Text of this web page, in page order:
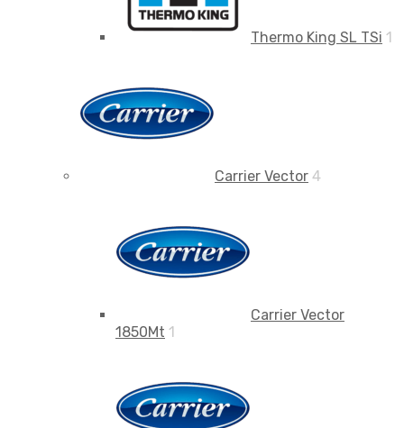
Thermo King SL TSi 1
Carrier Vector 4
Carrier Vector
1850Mt 1